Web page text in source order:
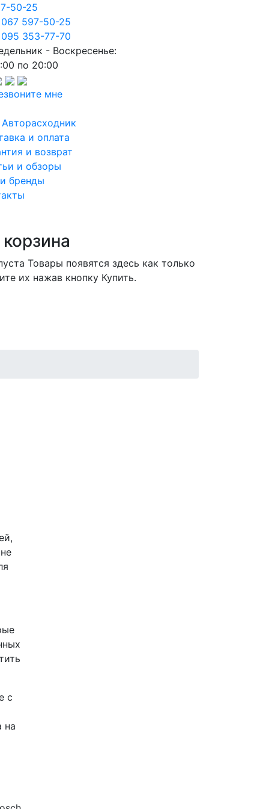
50-25
597-50-25
353-77-70
- Воскресенье:
по 20:00
мне
и оплата
и возврат
и обзоры
бренды
Товары появятся здесь как только
их нажав кнопку Купить.
с
на